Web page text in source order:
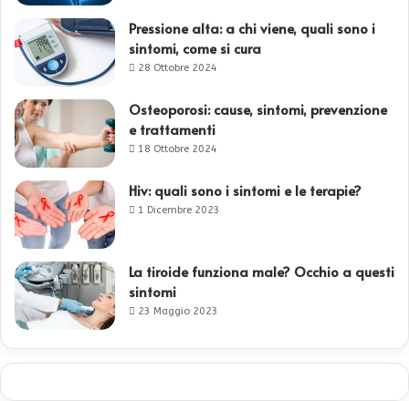
Pressione alta: a chi viene, quali sono i
sintomi, come si cura
28 Ottobre 2024
Osteoporosi: cause, sintomi, prevenzione
e trattamenti
18 Ottobre 2024
Hiv: quali sono i sintomi e le terapie?
1 Dicembre 2023
La tiroide funziona male? Occhio a questi
sintomi
23 Maggio 2023